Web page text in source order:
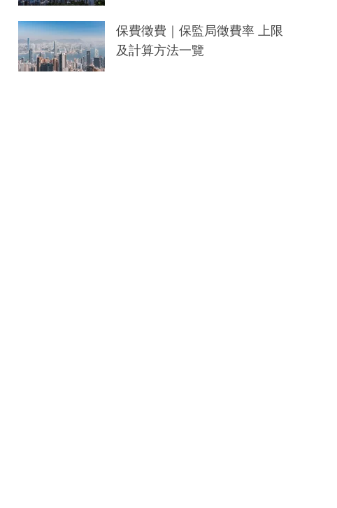
保費徵費｜保監局徵費率 上限
及計算方法一覽